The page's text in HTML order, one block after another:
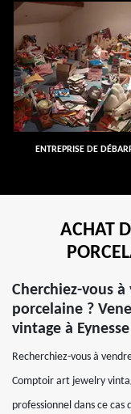
ENTREPRISE DE
ACHAT
Cherchiez-vous
porcelaine ?
vintage à
Recherchiez-vous à
Comptoir art jewelry
professionnel dans ce